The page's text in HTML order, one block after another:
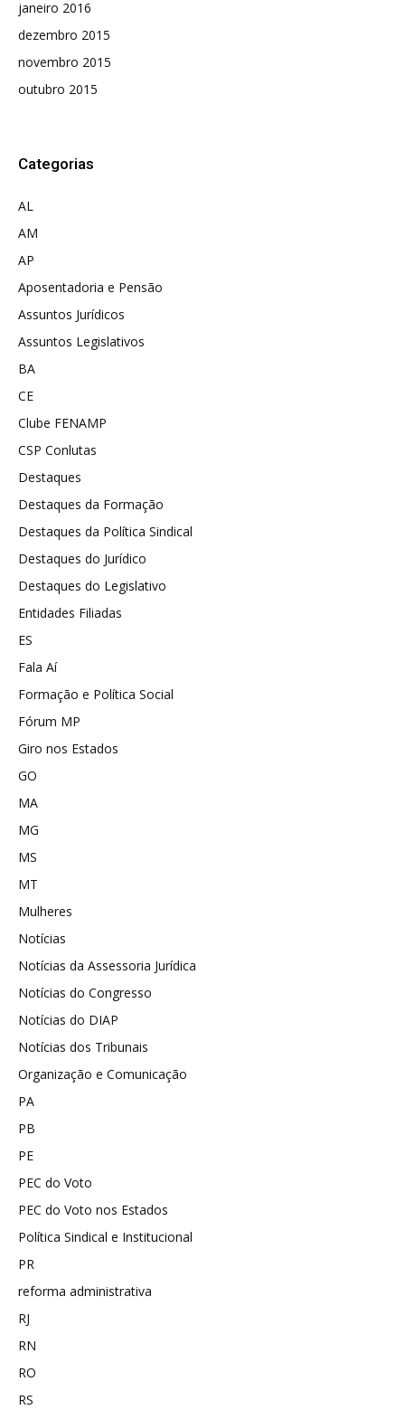
janeiro 2016
dezembro 2015
novembro 2015
outubro 2015
Categorias
AL
AM
AP
Aposentadoria e Pensão
Assuntos Jurídicos
Assuntos Legislativos
BA
CE
Clube FENAMP
CSP Conlutas
Destaques
Destaques da Formação
Destaques da Política Sindical
Destaques do Jurídico
Destaques do Legislativo
Entidades Filiadas
ES
Fala Aí
Formação e Política Social
Fórum MP
Giro nos Estados
GO
MA
MG
MS
MT
Mulheres
Notícias
Notícias da Assessoria Jurídica
Notícias do Congresso
Notícias do DIAP
Notícias dos Tribunais
Organização e Comunicação
PA
PB
PE
PEC do Voto
PEC do Voto nos Estados
Política Sindical e Institucional
PR
reforma administrativa
RJ
RN
RO
RS